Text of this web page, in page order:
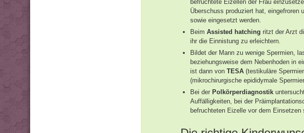
befruchtete Eizellen der Frau
Überschuss produziert hat, eingefroren
sowie eingesetzt werden.
Beim Assisted hatching ritzt der Arzt
ihr die Einnistung zu erleichtern.
Bildet der Mann zu wenige Spermien,
beziehungsweise dem Nebenhoden in
ist dann von TESA (testikuläre
(mikrochirurgische epididymale
Bei der Polkörperdiagnostik
Auffälligkeiten, bei der
befruchteten Eizelle vor dem Einsetzen